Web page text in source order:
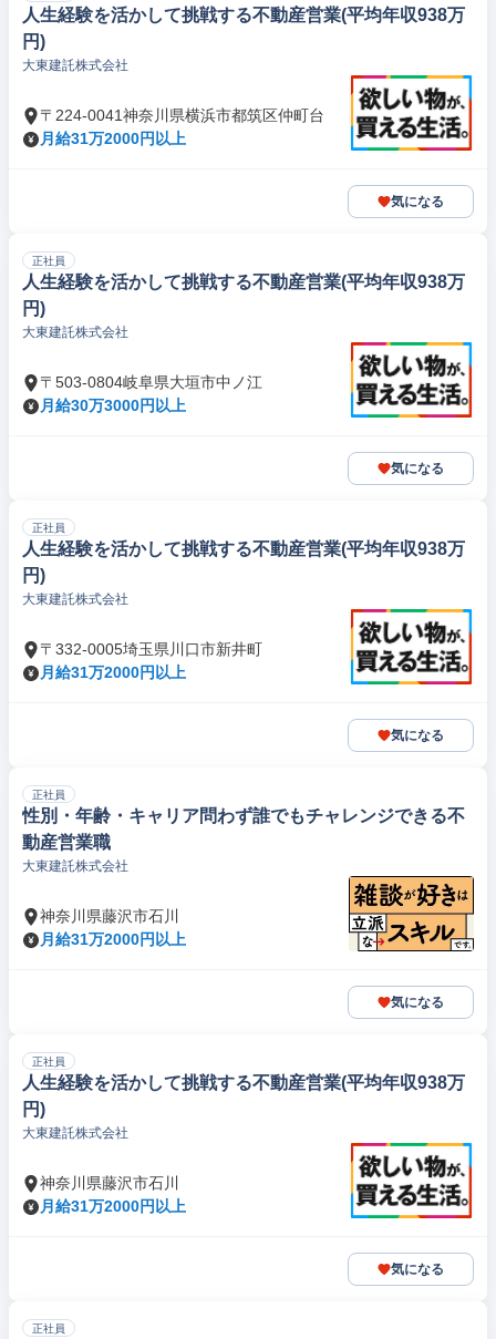
人生経験を活かして挑戦する不動産営業(平均年収938万
円)
大東建託株式会社
〒224-0041神奈川県横浜市都筑区仲町台
月給31万2000円以上
気になる
正社員
人生経験を活かして挑戦する不動産営業(平均年収938万
円)
大東建託株式会社
〒503-0804岐阜県大垣市中ノ江
月給30万3000円以上
気になる
正社員
人生経験を活かして挑戦する不動産営業(平均年収938万
円)
大東建託株式会社
〒332-0005埼玉県川口市新井町
月給31万2000円以上
気になる
正社員
性別・年齢・キャリア問わず誰でもチャレンジできる不
動産営業職
大東建託株式会社
神奈川県藤沢市石川
月給31万2000円以上
気になる
正社員
人生経験を活かして挑戦する不動産営業(平均年収938万
円)
大東建託株式会社
神奈川県藤沢市石川
月給31万2000円以上
気になる
正社員